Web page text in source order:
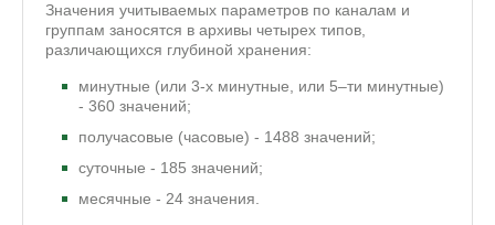
Значения учитываемых параметров по каналам и
группам заносятся в архивы четырех типов,
различающихся глубиной хранения:
минутные (или 3-х минутные, или 5–ти минутные)
- 360 значений;
получасовые (часовые) - 1488 значений;
суточные - 185 значений;
месячные - 24 значения.